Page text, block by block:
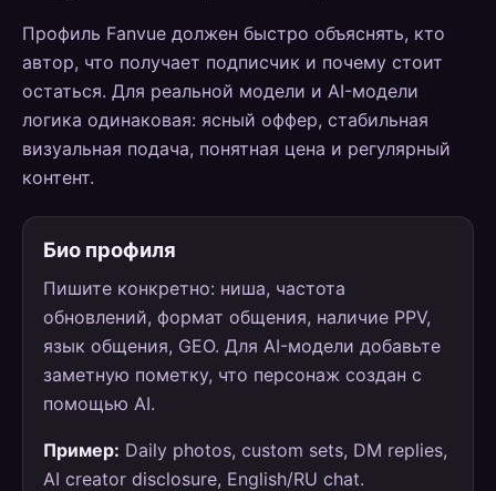
Профиль Fanvue должен быстро объяснять, кто
автор, что получает подписчик и почему стоит
остаться. Для реальной модели и AI-модели
логика одинаковая: ясный оффер, стабильная
визуальная подача, понятная цена и регулярный
контент.
Био профиля
Пишите конкретно: ниша, частота
обновлений, формат общения, наличие PPV,
язык общения, GEO. Для AI-модели добавьте
заметную пометку, что персонаж создан с
помощью AI.
Пример: Daily photos, custom sets, DM replies,
AI creator disclosure, English/RU chat.